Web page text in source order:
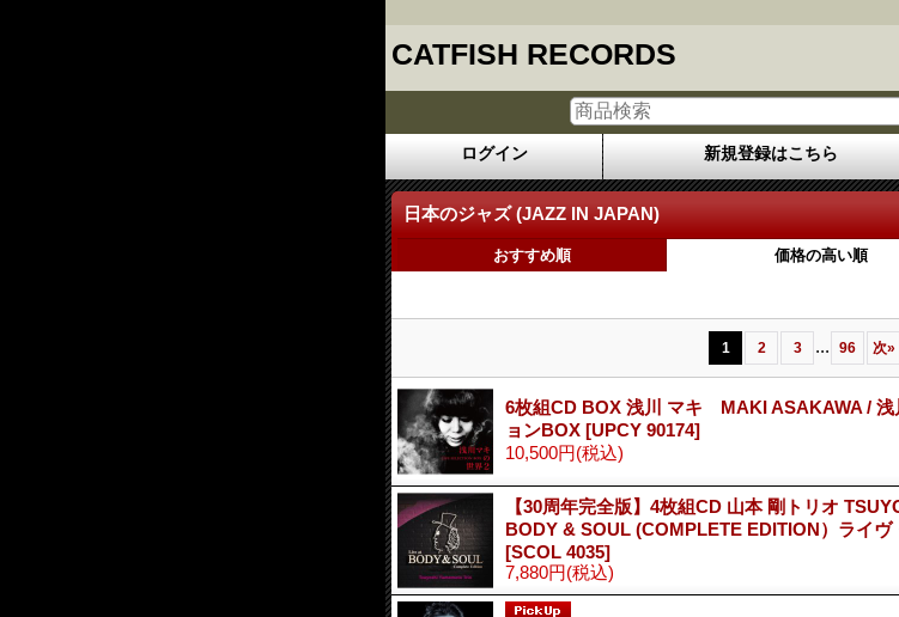
CATFISH RECORDS
ログイン 新規登録はこちら
日本のジャズ (JAZZ IN JAPAN)
おすすめ順 価格の高い順
1 2 3 ... 96 次»
6枚組CD BOX 浅川 マキ MAKI ASAKAWA /
ョンBOX [UPCY 90174]
10,500円(税込)
【30周年完全版】4枚組CD 山本 剛トリオ
BODY & SOUL (COMPLETE EDITION）ライ
[SCOL 4035]
7,880円(税込)